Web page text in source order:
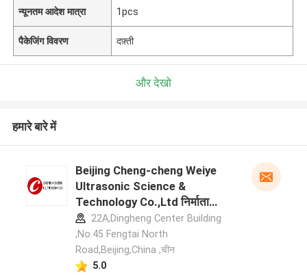
न्यूनतम आदेश मात्रा 1pcs
पैकेजिंग विवरण दफ़्ती
और देखो
हमारे बारे में
Beijing Cheng-cheng Weiye
Ultrasonic Science &
Technology Co.,Ltd निर्माता
प्रोफ़ाइल
22A,Dingheng Center Building
,No.45 Fengtai North
Road,Beijing,China ,चीन
5.0